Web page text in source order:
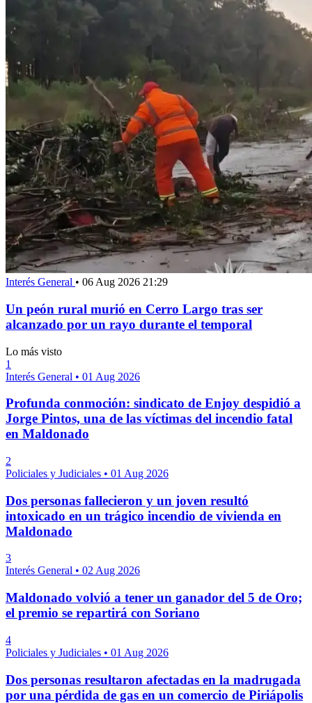
Interés General • 06 Aug 2026 21:29
Un peón rural murió en Cerro Largo tras ser
alcanzado por un rayo durante el temporal
Lo más visto
1
Interés General • 01 Aug 2026
Profunda conmoción: sindicato de Enjoy despidió a
Jorge Pintos, una de las víctimas del incendio fatal
en Maldonado
2
Policiales y Judiciales • 01 Aug 2026
Dos personas fallecieron y un joven resultó
intoxicado en un trágico incendio de vivienda en
Maldonado
3
Interés General • 02 Aug 2026
Maldonado volvió a tener un ganador del 5 de Oro;
el premio se repartirá con Soriano
4
Policiales y Judiciales • 01 Aug 2026
Dos personas resultaron afectadas en la madrugada
por una pérdida de gas en un comercio de Piriápolis